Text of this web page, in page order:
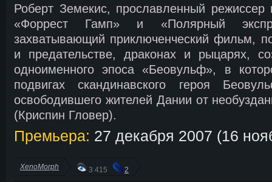
Роберт Земекис, прославленный
«Форрест Гамп» и «Полярный
захватывающий приключенческий фильм,
и предательстве, драконах и рыцарях,
одноименного эпоса «Беовульф», в
подвигах скандинавского героя
освободившего жителей Дании от
(Криспин Гловер).
Премьера: 27 декабря 2007 (16
XenoMorph 3 415 2